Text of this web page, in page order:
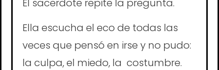
El sacerdote repite la pregunta.
Ella escucha el eco de todas las
veces que pensó en irse y no pudo:
la culpa, el miedo, la costumbre.